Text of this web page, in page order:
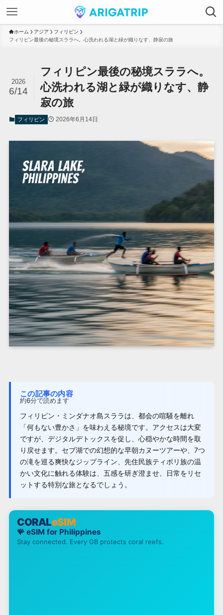
ホーム アジア
フィリピン
フィリピン最後の秘境スララへ。心洗われる湖と緑が織りなす、静寂の旅
フィリピン最後の秘境スララへ。
心洗われる湖と緑が織りなす、静
寂の旅
2026
6/14
フィリピン 2026年6月14日
この記事の内容
約6分で読めます
フィリピン・ミンダナオ島スララは、都会の喧騒を離れ
「何もない豊かさ」を味わえる秘境です。アクセスは大変
ですが、デジタルデトックスを促し、心穏やかな時間を取
り戻せます。セブ湖での幻想的な早朝カヌーツアーや、7つ
の滝を巡る爽快なジップライン、先住民族ティボリ族の温
かい文化に触れる体験は、五感を研ぎ澄ませ、日常をリセ
ットする特別な旅となるでしょう。
CORALeSIM
🪸 eSIM for Philippines
Stay connected. Every GB protects coral reefs.